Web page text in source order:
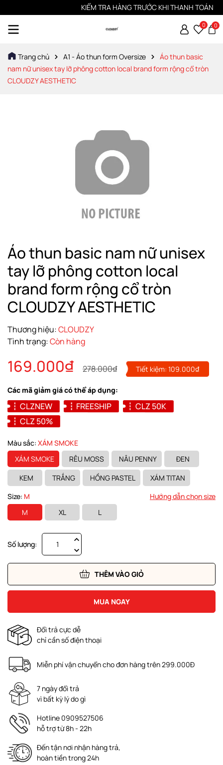
KIỂM TRA HÀNG TRƯỚC KHI THANH TOÁN
0 0
Trang chủ A1 - Áo thun form Oversize
Áo thun basic
nam nữ unisex tay lỡ phông cotton local brand form rộng cổ tròn
CLOUDZY AESTHETIC
Áo thun basic nam nữ unisex
tay lỡ phông cotton local
brand form rộng cổ tròn
CLOUDZY AESTHETIC
Thương hiệu:CLOUDZY
Tình trạng:Còn hàng
169.000₫ 278.000₫ Tiết kiệm: 109.000₫
Các mã giảm giá có thể áp dụng:
CLZNEW FREESHIP
CLZ 50K
CLZ 50%
Màu sắc: XÁM SMOKE
XÁM SMOKE
RÊU MOSS NÂU PENNY
ĐEN
KEM
TRẮNG HỒNG PASTEL
XÁM TITAN
Size: M
Hướng dẫn chọn size
M
XL L
Số lượng:
THÊM VÀO GIỎ
MUA NGAY
Đổi trả cực dễ
chỉ cần số điện thoại
Miễn phí vận chuyển cho đơn hàng trên 299.000Đ
7 ngày đổi trả
vì bất kỳ lý do gì
Hotline 0909527506
hỗ trợ từ 8h - 22h
Đến tận nơi nhận hàng trả,
hoàn tiền trong 24h